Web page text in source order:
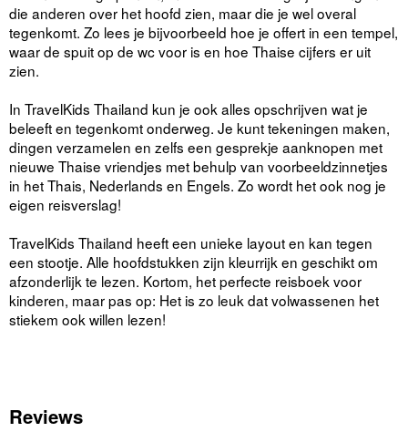
die anderen over het hoofd zien, maar die je wel overal
tegenkomt. Zo lees je bijvoorbeeld hoe je offert in een tempel,
waar de spuit op de wc voor is en hoe Thaise cijfers er uit
zien.
In TravelKids Thailand kun je ook alles opschrijven wat je
beleeft en tegenkomt onderweg. Je kunt tekeningen maken,
dingen verzamelen en zelfs een gesprekje aanknopen met
nieuwe Thaise vriendjes met behulp van voorbeeldzinnetjes
in het Thais, Nederlands en Engels. Zo wordt het ook nog je
eigen reisverslag!
TravelKids Thailand heeft een unieke layout en kan tegen
een stootje. Alle hoofdstukken zijn kleurrijk en geschikt om
afzonderlijk te lezen. Kortom, het perfecte reisboek voor
kinderen, maar pas op: Het is zo leuk dat volwassenen het
stiekem ook willen lezen!
Reviews